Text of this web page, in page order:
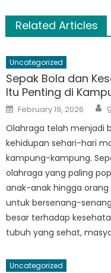
Related Articles
Uncategorized
Sepak Bola dan
Itu Penting di
Posted
on
February 19, 2026
Olahraga telah menjadi
kehidupan sehari-hari
kampung-kampung.
olahraga yang paling
anak-anak hingga orang
untuk bersenang-
besar terhadap
tubuh yang sehat,
Uncategorized